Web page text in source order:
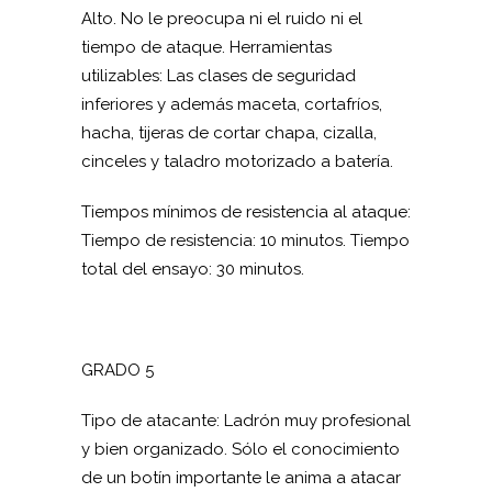
Alto. No le preocupa ni el ruido ni el
tiempo de ataque. Herramientas
utilizables: Las clases de seguridad
inferiores y además maceta, cortafríos,
hacha, tijeras de cortar chapa, cizalla,
cinceles y taladro motorizado a batería.
Tiempos mínimos de resistencia al ataque:
Tiempo de resistencia: 10 minutos. Tiempo
total del ensayo: 30 minutos.
GRADO 5
Tipo de atacante: Ladrón muy profesional
y bien organizado. Sólo el conocimiento
de un botín importante le anima a atacar